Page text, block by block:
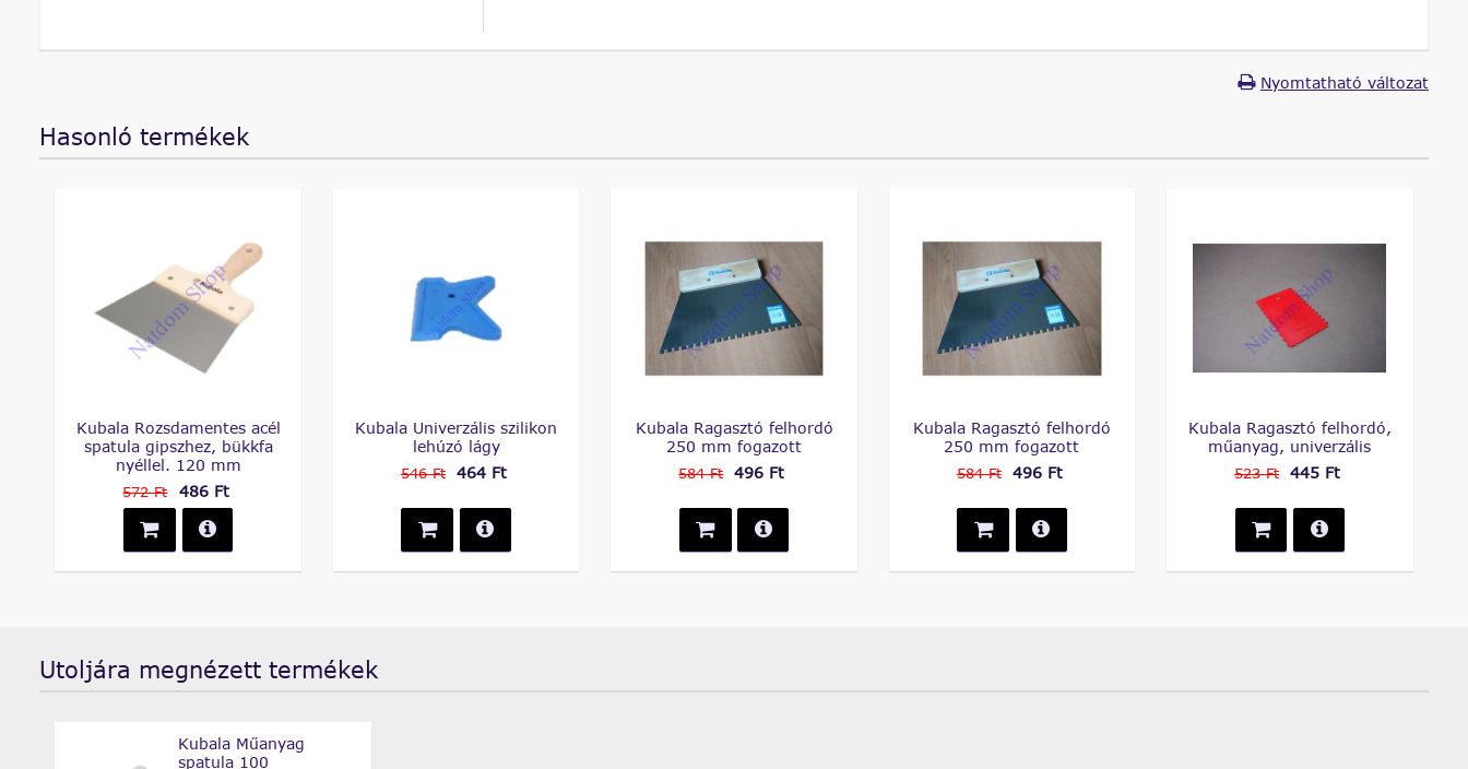
Nyomtatható változat
Hasonló termékek
Kubala Rozsdamentes acél
spatula gipszhez, bükkfa
nyéllel. 120 mm
572 Ft 486 Ft
Kubala Univerzális szilikon
lehúzó lágy
546 Ft 464 Ft
Kubala Ragasztó felhordó
250 mm fogazott
584 Ft 496 Ft
Kubala Ragasztó felhordó
250 mm fogazott
584 Ft 496 Ft
Kubala Ragasztó felhordó,
műanyag, univerzális
523 Ft 445 Ft
Utoljára megnézett termékek
Kubala Műanyag
spatula 100